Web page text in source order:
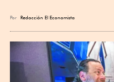
Por Redacción El Economista